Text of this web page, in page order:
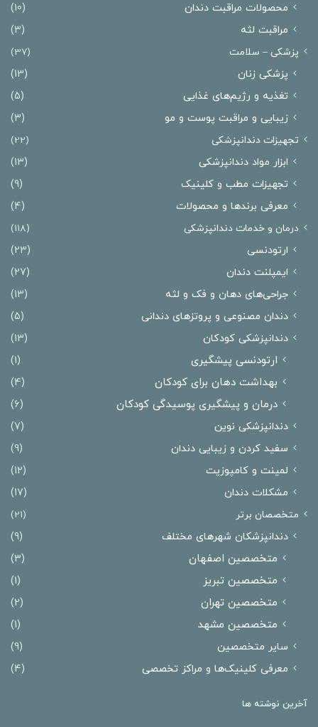
محصولات مراقبت دندان
(10)
مراقبت لثه
(3)
پزشکی – سلامت (37)
پزشکی زنان
(13)
تغذیه و رژیم‌های غذایی
(5)
زیبایی و مراقبت پوست و مو
(3)
تجهیزات دندانپزشکی (22)
ابزار مواد دندانپزشکی
(13)
تجهیزات مطب و کلینیک
(9)
معرفی برندها و محصولات
(4)
درمان‌ و خدمات دندانپزشکی (118)
ارتودنسی
(23)
ایمپلنت دندان
(27)
جراحی‌های دهان و فک و لثه
(13)
دندان مصنوعی و پروتزهای دندانی
(5)
دندانپزشکی کودکان
(13)
ارتودنسی پیشگیری
(1)
بهداشت دهان برای کودکان
(4)
درمان و پیشگیری پوسیدگی کودکان
(6)
دندانپزشکی نوین
(7)
سفید کردن و زیبایی دندان
(9)
لمینت و کامپوزیت
(12)
مشکلات دندان
(17)
متخصصان برتر (21)
دندانپزشکان شهرهای مختلف
(9)
متخصصین اصفهان
(3)
متخصصین تبریز
(1)
متخصصین تهران
(2)
متخصصین مشهد
(1)
سایر متخصصین
(9)
معرفی کلینیک‌ها و مراکز تخصصی
(4)
آخرین نوشته ها